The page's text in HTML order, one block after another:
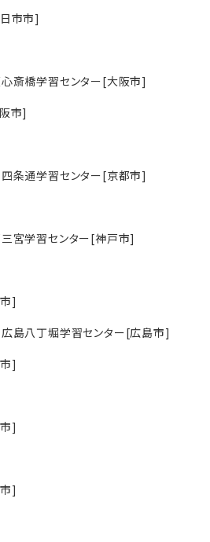
市市]
斎橋学習センター[大阪市]
市]
四条通学習センター[京都市]
宮学習センター[神戸市]
]
広島八丁堀学習センター[広島市]
]
]
]